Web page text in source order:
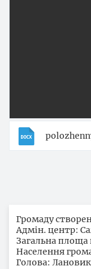
Громаду
Адмін. центр:
Загальна площа
Населення
Голова: